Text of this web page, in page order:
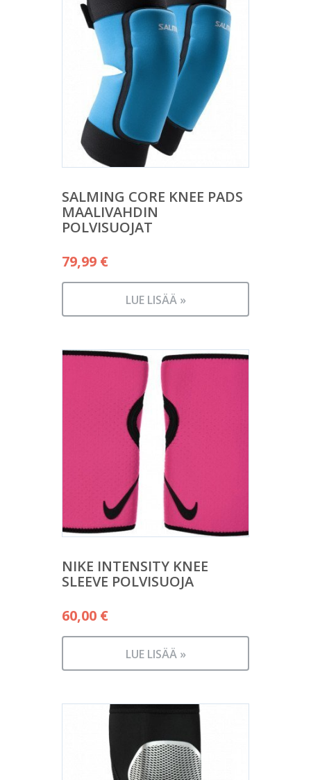
SALMING CORE KNEE PADS
MAALIVAHDIN
POLVISUOJAT
79,99 €
LUE LISÄÄ »
NIKE INTENSITY KNEE
SLEEVE POLVISUOJA
60,00 €
LUE LISÄÄ »